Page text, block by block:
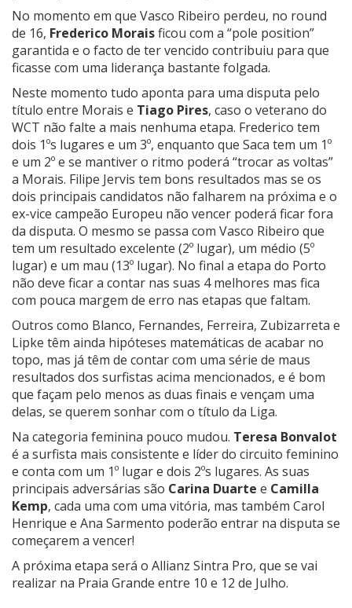
No momento em que Vasco Ribeiro perdeu, no round
de 16, Frederico Moraisficou com a “pole position”
garantida e o facto de ter vencido contribuiu para que
ficasse com uma liderança bastante folgada.
Neste momento tudo aponta para uma disputa pelo
título entre Morais e Tiago Pires, caso o veterano do
WCT não falte a mais nenhuma etapa. Frederico tem
dois 1ºs lugares e um 3º, enquanto que Saca tem um 1º
e um 2º e se mantiver o ritmo poderá “trocar as voltas”
a Morais. Filipe Jervis tem bons resultados mas se os
dois principais candidatos não falharem na próxima e o
ex-vice campeão Europeu não vencer poderá ficar fora
da disputa. O mesmo se passa com Vasco Ribeiro que
tem um resultado excelente (2º lugar), um médio (5º
lugar) e um mau (13º lugar). No final a etapa do Porto
não deve ficar a contar nas suas 4 melhores mas fica
com pouca margem de erro nas etapas que faltam.
Outros como Blanco, Fernandes, Ferreira, Zubizarreta e
Lipke têm ainda hipóteses matemáticas de acabar no
topo, mas já têm de contar com uma série de maus
resultados dos surfistas acima mencionados, e é bom
que façam pelo menos as duas finais e vençam uma
delas, se querem sonhar com o título da Liga.
Na categoria feminina pouco mudou. Teresa Bonvalot
é a surfista mais consistente e líder do circuito feminino
e conta com um 1º lugar e dois 2ºs lugares. As suas
principais adversárias são Carina Duarte e Camilla
Kemp, cada uma com uma vitória, mas também Carol
Henrique e Ana Sarmento poderão entrar na disputa se
começarem a vencer!
A próxima etapa será o Allianz Sintra Pro, que se vai
realizar na Praia Grande entre 10 e 12 de Julho.